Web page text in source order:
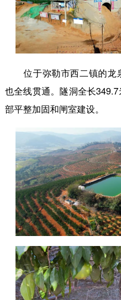
位于弥勒市西二镇的龙
也全线贯通。隧洞全长
部平整加固和闸室建设。